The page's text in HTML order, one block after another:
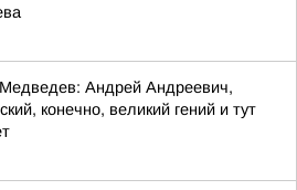
Андрей Андреевич,
конечно, великий гений и тут